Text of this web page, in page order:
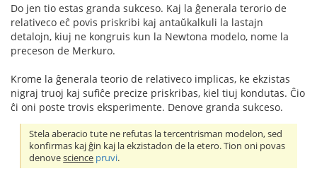
Do jen tio estas granda sukceso. Kaj la ĝenerala terorio de
relativeco eĉ povis priskribi kaj antaŭkalkuli la lastajn
detalojn, kiuj ne kongruis kun la Newtona modelo, nome la
preceson de Merkuro.
Krome la ĝenerala teorio de relativeco implicas, ke ekzistas
nigraj truoj kaj sufiĉe precize priskribas, kiel tiuj kondutas. Ĉio
ĉi oni poste trovis eksperimente. Denove granda sukceso.
Stela aberacio tute ne refutas la tercentrisman modelon, sed
konfirmas kaj ĝin kaj la ekzistadon de la etero. Tion oni povas
denovescience pruvi.